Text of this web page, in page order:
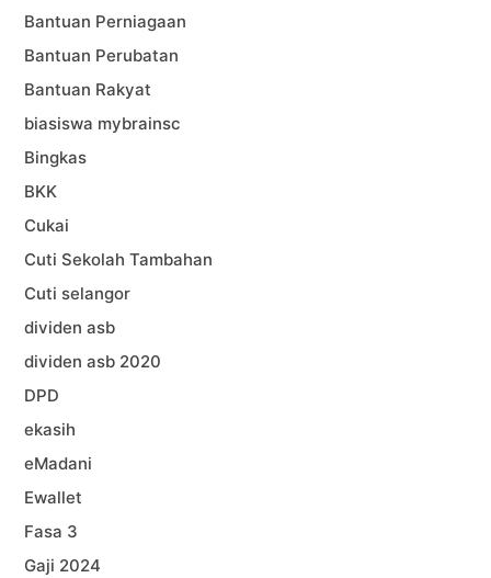
Bantuan Perniagaan
Bantuan Perubatan
Bantuan Rakyat
biasiswa mybrainsc
Bingkas
BKK
Cukai
Cuti Sekolah Tambahan
Cuti selangor
dividen asb
dividen asb 2020
DPD
ekasih
eMadani
Ewallet
Fasa 3
Gaji 2024